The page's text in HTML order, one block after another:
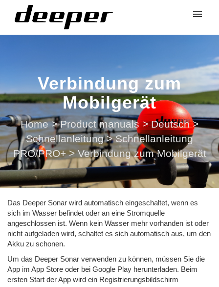
Verbindung zum
Mobilgerät
Home > Product manuals > Deutsch >
Schnellanleitung > Schnellanleitung
PRO/PRO+ > Verbindung zum Mobilgerät
Das Deeper Sonar wird automatisch eingeschaltet, wenn es
sich im Wasser befindet oder an eine Stromquelle
angeschlossen ist. Wenn kein Wasser mehr vorhanden ist oder
nicht aufgeladen wird, schaltet es sich automatisch aus, um den
Akku zu schonen.
Um das Deeper Sonar verwenden zu können, müssen Sie die
App im App Store oder bei Google Play herunterladen. Beim
ersten Start der App wird ein Registrierungsbildschirm